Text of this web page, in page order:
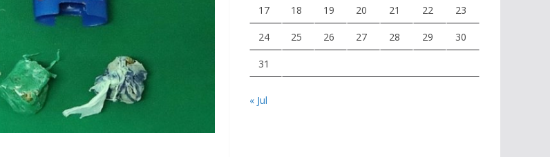
17 18 19 20 21 22 23
24 25 26 27 28 29 30
31
« Jul